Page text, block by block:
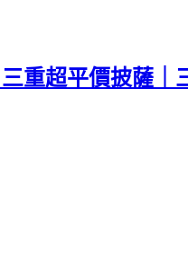
重超平價披薩｜